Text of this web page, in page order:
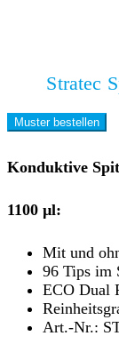
Stratec
Muster bestellen
Konduktive
1100 µl:
Mit und
96 Tips im
ECO Dual
Art.-Nr.: